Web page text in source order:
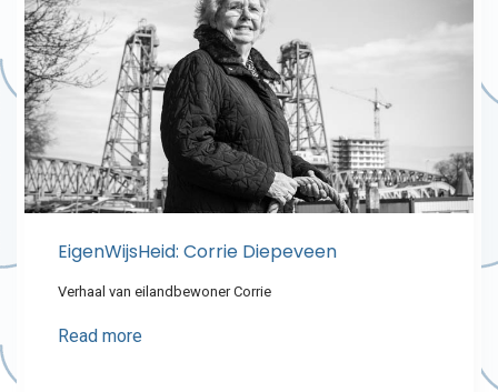
EigenWijsHeid: Corrie Diepeveen
Verhaal van eilandbewoner Corrie
Read more